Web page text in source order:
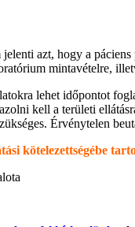
azt, hogy a
mintavételre,
lehet időpontot
kell a területi
Érvénytelen
kötelezettségébe